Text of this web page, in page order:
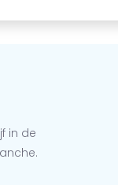
in de